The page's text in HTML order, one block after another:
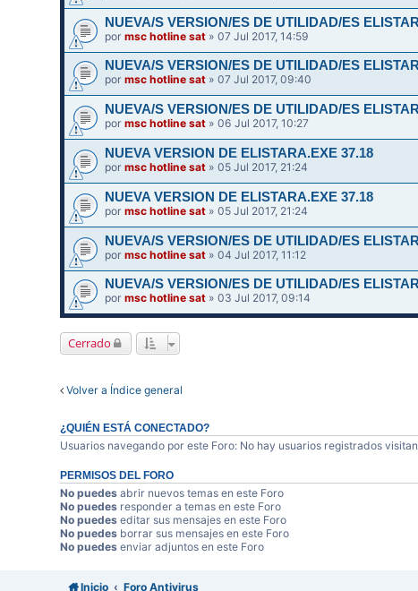
NUEVA/S VERSION/ES DE UTILIDAD/ES
pormsc hotline sat » 07 Jul 2017, 14:59
NUEVA/S VERSION/ES DE UTILIDAD/ES
pormsc hotline sat » 07 Jul 2017, 09:40
NUEVA/S VERSION/ES DE UTILIDAD/ES
pormsc hotline sat » 06 Jul 2017, 10:27
NUEVA VERSION DE ELISTARA.EXE 37.18
pormsc hotline sat » 05 Jul 2017, 21:24
NUEVA VERSION DE ELISTARA.EXE 37.18
pormsc hotline sat » 05 Jul 2017, 21:24
NUEVA/S VERSION/ES DE UTILIDAD/ES
pormsc hotline sat » 04 Jul 2017, 11:12
NUEVA/S VERSION/ES DE UTILIDAD/ES
pormsc hotline sat » 03 Jul 2017, 09:14
Cerrado
Volver a Índice general
¿QUIÉN ESTÁ CONECTADO?
Usuarios navegando por este Foro: No hay usuarios registrados
PERMISOS DEL FORO
No puedes abrir nuevos temas en este Foro
No puedes responder a temas en este Foro
No puedes editar sus mensajes en este Foro
No puedes borrar sus mensajes en este Foro
No puedes enviar adjuntos en este Foro
Inicio Foro Antivirus